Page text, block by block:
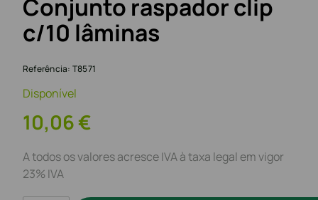
Conjunto raspador clip
c/10 lâminas
Referência: T8571
Disponível
10,06€
A todos os valores acresce IVA à taxa legal em vigor
23% IVA